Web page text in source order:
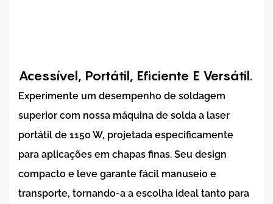
Acessível, Portátil, Eficiente E Versátil.
Experimente um desempenho de soldagem
superior com nossa máquina de solda a laser
portátil de 1150 W, projetada especificamente
para aplicações em chapas finas. Seu design
compacto e leve garante fácil manuseio e
transporte, tornando-a a escolha ideal tanto para